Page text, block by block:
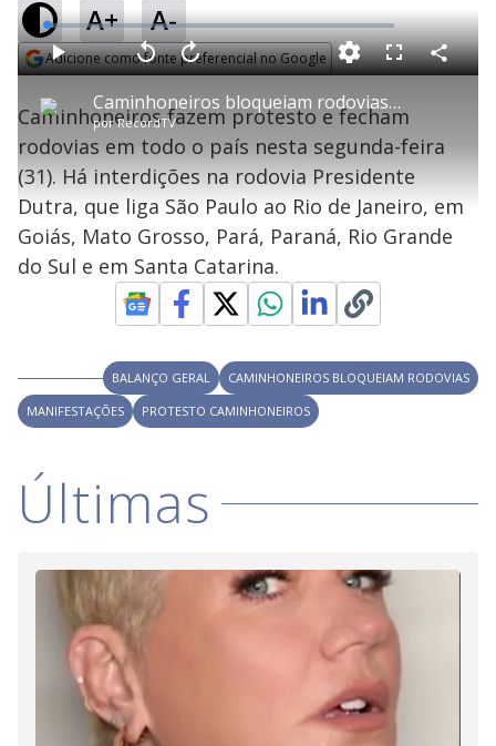
A+ A-
Adicione como fonte preferencial no Google
P
l
a
y
V
i
d
e
o
Caminhoneiros bloqueiam rodovias de pelo menos 12 estados
porRecordTV
P V
l
t
a
r
0
e
g
n
d
o
s
A
n
ç
a
1
s
e
u
n
o
s
L
o
a
d
e
:
2
.
0
2
%
F
l
s
c
e
n
C
o
i
l
Caminhoneiros fazem protesto e fecham
rodovias em todo o país nesta segunda-feira
(31). Há interdições na rodovia Presidente
Dutra, que liga São Paulo ao Rio de Janeiro, em
Goiás, Mato Grosso, Pará, Paraná, Rio Grande
do Sul e em Santa Catarina.
BALANÇO GERAL
CAMINHONEIROS BLOQUEIAM RODOVIAS
MANIFESTAÇÕES
PROTESTO CAMINHONEIROS
Últimas